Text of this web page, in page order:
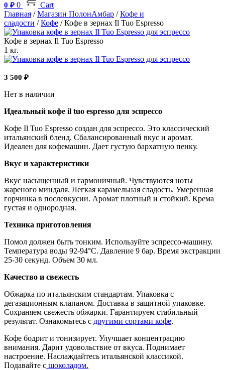
0 ₽ 0
Cart
Главная /Магазин ПолонАмбар /Кофе и
сладости /Кофе / Кофе в зернах Il Tuo Espresso
Кофе в зернах Il Tuo Espresso
1 кг.
3 500 ₽
Нет в наличии
Идеальный кофе il tuo espresso для эспрессо
Кофе Il Tuo Espresso создан для эспрессо. Это классический
итальянский бленд. Сбалансированный вкус и аромат.
Идеален для кофемашин. Дает густую бархатную пенку.
Вкус и характеристики
Вкус насыщенный и гармоничный. Чувствуются ноты
жареного миндаля. Легкая карамельная сладость. Умеренная
горчинка в послевкусии. Аромат плотный и стойкий. Крема
густая и однородная.
Техника приготовления
Помол должен быть тонким. Используйте эспрессо-машину.
Температура воды 92-94°C. Давление 9 бар. Время экстракции
25-30 секунд. Объем 30 мл.
Качество и свежесть
Обжарка по итальянским стандартам. Упаковка с
дегазационным клапаном. Доставка в защитной упаковке.
Сохраняем свежесть обжарки. Гарантируем стабильный
результат. Ознакомьтесь с другими сортами кофе.
Кофе бодрит и тонизирует. Улучшает концентрацию
внимания. Дарит удовольствие от вкуса. Поднимает
настроение. Наслаждайтесь итальянской классикой.
Подавайте с шоколадом.